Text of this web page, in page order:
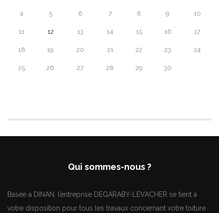
4 5 6 7 8 9 10
11 12 13 14 15 16 17
18 19 20 21 22 23 24
25 26 27 28 29 30
Qui sommes-nous ?
Basée à DINAN, l’entreprise DEGARABY-LEVACHER se tient à
votre disposition pour tous les travaux concernant votre toiture